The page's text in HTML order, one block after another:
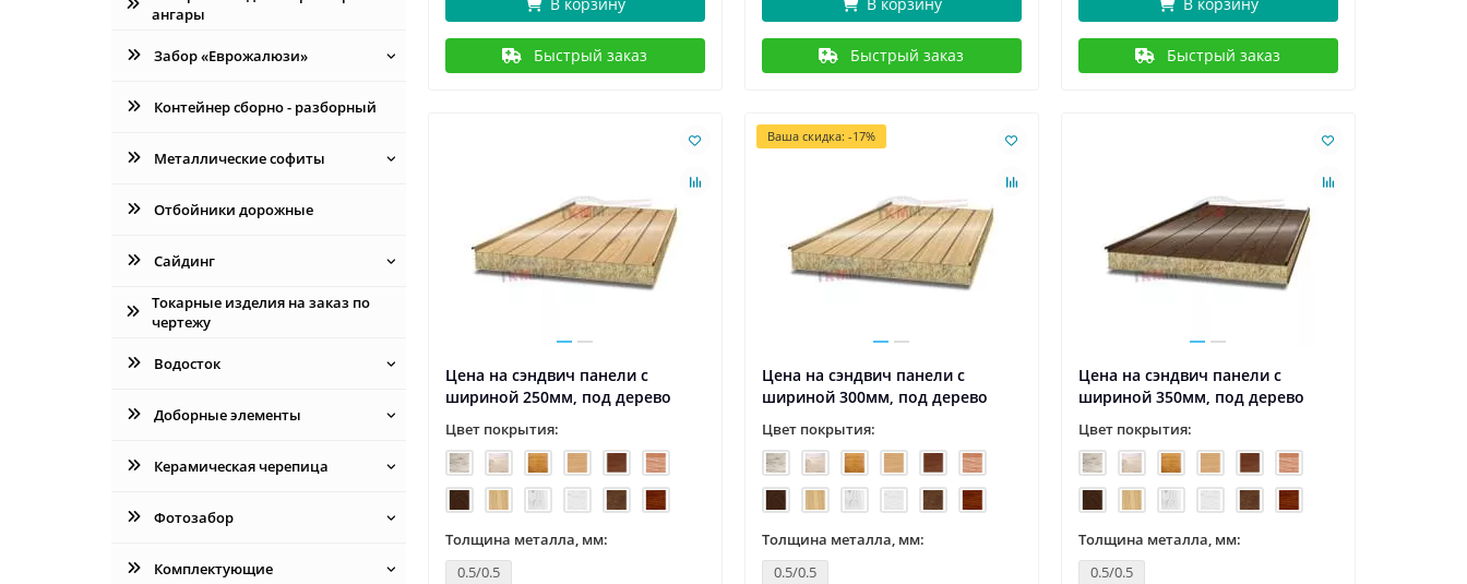
ангары
Забор «Еврожалюзи»
Контейнер сборно - разборный
Металлические софиты
Отбойники дорожные
Сайдинг
Токарные изделия на заказ по
чертежу
Водосток
Доборные элементы
Керамическая черепица
Фотозабор
Комплектующие
Быстрый заказ Быстрый заказ Быстрый заказ
Цена на сэндвич панели с
шириной 250мм, под дерево
Цвет покрытия:
Толщина металла, мм:
0.5/0.5
Ваша скидка: -17%
Цена на сэндвич панели с
шириной 300мм, под дерево
Цвет покрытия:
Толщина металла, мм:
0.5/0.5
Цена на сэндвич панели с
шириной 350мм, под дерево
Цвет покрытия:
Толщина металла, мм:
0.5/0.5